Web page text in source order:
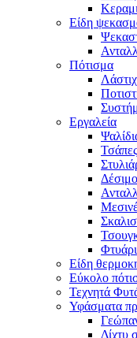
Είδη
Πότισμα
Εργαλεία
Τσάπες
Είδη
Εύκολο
Τεχνητά
Υφάσματα
Δίχτυ